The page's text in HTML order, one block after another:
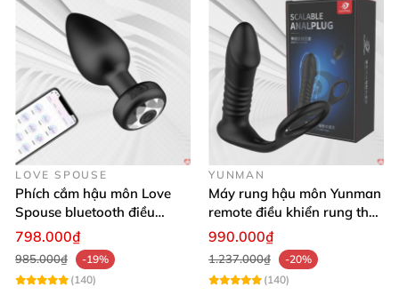
LOVE SPOUSE
Phích cắm hậu môn Love
Spouse bluetooth điều
khiển từ xa kích thích tiện
798.000₫
985.000₫
-19%
(140)
YUNMAN
Máy rung hậu môn Yunman
remote điều khiển rung thụt
êm ái
990.000₫
1.237.000₫
-20%
(140)